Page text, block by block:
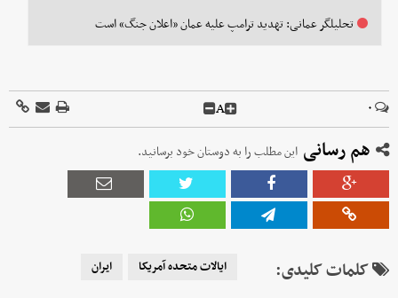
تحلیلگر عمانی: تهدید ترامپ علیه عمان «اعلان جنگ» است
۰ A
هم رسانی این مطلب را به دوستان خود برسانید.
کلمات کلیدی: ایالات متحده آمریکا ایران